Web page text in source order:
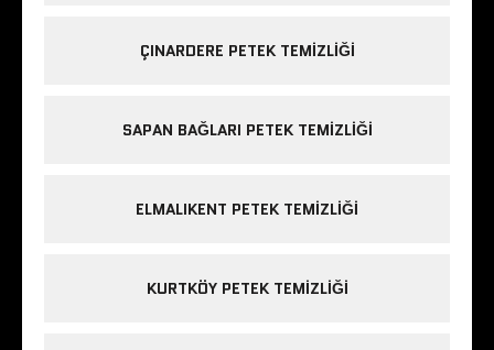
ÇINARDERE PETEK TEMIZLIĞI
SAPAN BAĞLARI PETEK TEMIZLIĞI
ELMALIKENT PETEK TEMIZLIĞI
KURTKÖY PETEK TEMIZLIĞI